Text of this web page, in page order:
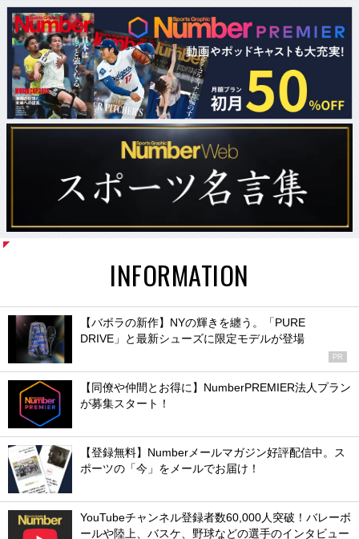
INFORMATION
【バボラの新作】NYの輝きを纏う。「PURE
DRIVE」と最新シューズに限定モデルが登場
PR
【同僚や仲間とお得に】NumberPREMIER法人プラン
が募集スタート！
【登録無料】Numberメールマガジン好評配信中。ス
ポーツの「今」をメールでお届け！
YouTubeチャンネル登録者数60,000人突破！バレーボ
ールや陸上、バスケ、野球などの選手のインタビュー